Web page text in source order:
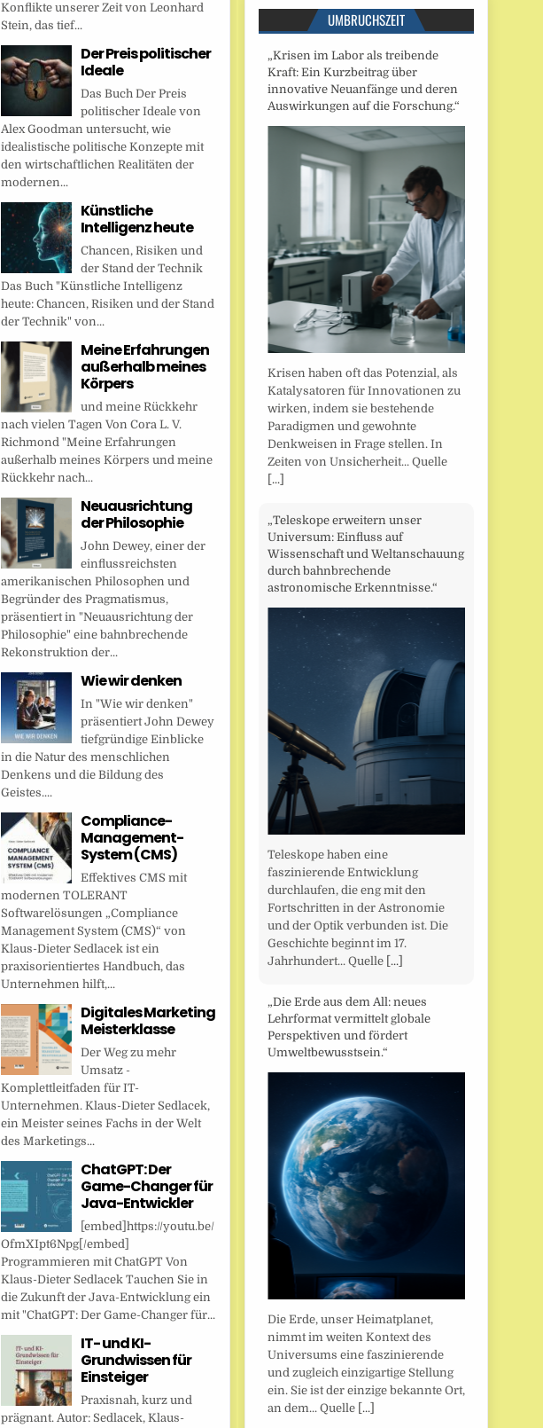
Konflikte unserer Zeit von Leonhard
Stein, das tief...
Der Preis politischer
Ideale
Das Buch Der Preis
politischer Ideale von
Alex Goodman untersucht, wie
idealistische politische Konzepte mit
den wirtschaftlichen Realitäten der
modernen...
Künstliche
Intelligenz heute
Chancen, Risiken und
der Stand der Technik
Das Buch "Künstliche Intelligenz
heute: Chancen, Risiken und der Stand
der Technik" von...
Meine Erfahrungen
außerhalb meines
Körpers
und meine Rückkehr
nach vielen Tagen Von Cora L. V.
Richmond "Meine Erfahrungen
außerhalb meines Körpers und meine
Rückkehr nach...
Neuausrichtung
der Philosophie
John Dewey, einer der
einflussreichsten
amerikanischen Philosophen und
Begründer des Pragmatismus,
präsentiert in "Neuausrichtung der
Philosophie" eine bahnbrechende
Rekonstruktion der...
Wie wir denken
In "Wie wir denken"
präsentiert John Dewey
tiefgründige Einblicke
in die Natur des menschlichen
Denkens und die Bildung des
Geistes....
Compliance-
Management-
System (CMS)
Effektives CMS mit
modernen TOLERANT
Softwarelösungen „Compliance
Management System (CMS)“ von
Klaus-Dieter Sedlacek ist ein
praxisorientiertes Handbuch, das
Unternehmen hilft,...
Digitales Marketing
Meisterklasse
Der Weg zu mehr
Umsatz -
Komplettleitfaden für IT-
Unternehmen. Klaus-Dieter Sedlacek,
ein Meister seines Fachs in der Welt
des Marketings...
ChatGPT: Der
Game-Changer für
Java-Entwickler
[embed]https://youtu.be/
OfmXIpt6Npg[/embed]
Programmieren mit ChatGPT Von
Klaus-Dieter Sedlacek Tauchen Sie in
die Zukunft der Java-Entwicklung ein
mit "ChatGPT: Der Game-Changer für...
IT- und KI-
Grundwissen für
Einsteiger
Praxisnah, kurz und
prägnant. Autor: Sedlacek, Klaus-
UMBRUCHSZEIT
„Krisen im Labor als treibende
Kraft: Ein Kurzbeitrag über
innovative Neuanfänge und deren
Auswirkungen auf die Forschung.“
Krisen haben oft das Potenzial, als
Katalysatoren für Innovationen zu
wirken, indem sie bestehende
Paradigmen und gewohnte
Denkweisen in Frage stellen. In
Zeiten von Unsicherheit... Quelle
[...]
„Teleskope erweitern unser
Universum: Einfluss auf
Wissenschaft und Weltanschauung
durch bahnbrechende
astronomische Erkenntnisse.“
Teleskope haben eine
faszinierende Entwicklung
durchlaufen, die eng mit den
Fortschritten in der Astronomie
und der Optik verbunden ist. Die
Geschichte beginnt im 17.
Jahrhundert... Quelle [...]
„Die Erde aus dem All: neues
Lehrformat vermittelt globale
Perspektiven und fördert
Umweltbewusstsein.“
Die Erde, unser Heimatplanet,
nimmt im weiten Kontext des
Universums eine faszinierende
und zugleich einzigartige Stellung
ein. Sie ist der einzige bekannte Ort,
an dem... Quelle [...]